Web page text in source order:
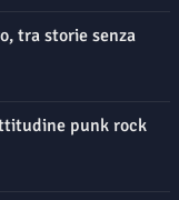
tra storie senza
punk rock